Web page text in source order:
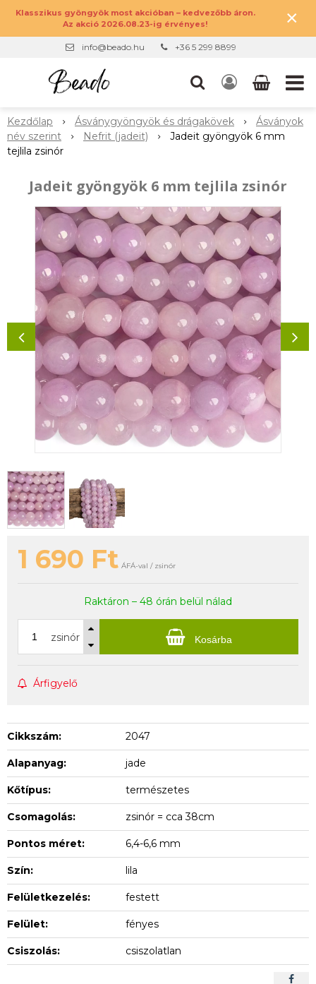
Klasszikus gyöngyök most akcióban – kedvezőbb áron.
Az akció 2026.08.23-ig érvényes!
×
info@beado.hu +36 5 299 8899
Kezdőlap Ásványgyöngyök és drágakövek
Ásványok
név szerint
Nefrit (jadeit)
Jadeit gyöngyök 6 mm
tejlila zsinór
Jadeit gyöngyök 6 mm tejlila zsinór
1 690 Ft ÁFÁ-val / zsinór
Raktáron – 48 órán belül nálad
zsinór Kosárba
Árfigyelő
Cikkszám: 2047
Alapanyag: jade
Kőtípus: természetes
Csomagolás: zsinór = cca 38cm
Pontos méret: 6,4-6,6 mm
Szín: lila
Felületkezelés: festett
Felület: fényes
Csiszolás: csiszolatlan